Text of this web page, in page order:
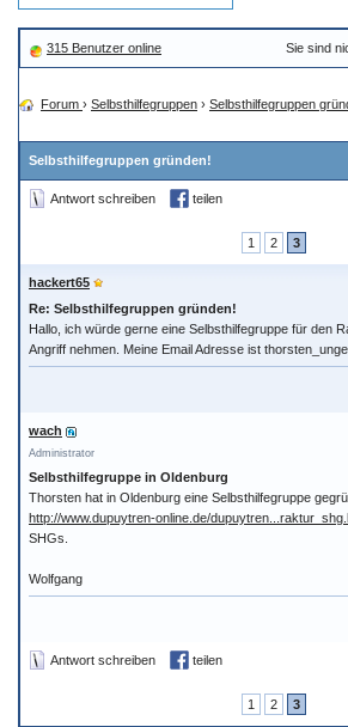
315 Benutzer online Sie sind
Forum › Selbsthilfegruppen › Selbsthilfegruppen
Selbsthilfegruppen gründen!
Antwort schreiben teilen
1 2 3
hackert65
Re: Selbsthilfegruppen gründen!
Hallo, ich würde gerne eine Selbsthilfegruppe für den
Angriff nehmen. Meine Email Adresse ist
wach
Administrator
Selbsthilfegruppe in Oldenburg
Thorsten hat in Oldenburg eine Selbsthilfegruppe
http://www.dupuytren-online.de/
SHGs.
Wolfgang
Antwort schreiben teilen
1 2 3